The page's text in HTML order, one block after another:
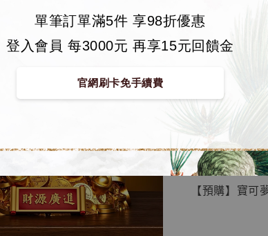
單筆訂單滿5件 享98折優惠
登入會員 每3000元 再享15元回饋金
官網刷卡免手續費
【
系
鳥山
工作
NT$
🏝【無人島玩
【預購】寶